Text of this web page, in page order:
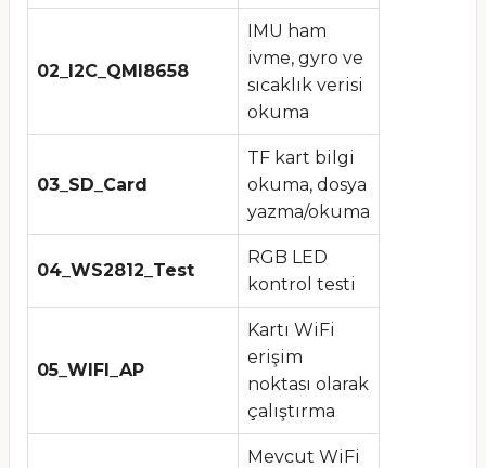
02_I2C_QMI8658
IMU ham
ivme, gyro ve
sıcaklık verisi
okuma
03_SD_Card
TF kart bilgi
okuma, dosya
yazma/okuma
04_WS2812_Test
RGB LED
kontrol testi
05_WIFI_AP
Kartı WiFi
erişim
noktası olarak
çalıştırma
Mevcut WiFi